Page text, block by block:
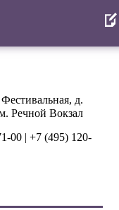
д.
Речной Вокзал
00 | +7 (495) 120-